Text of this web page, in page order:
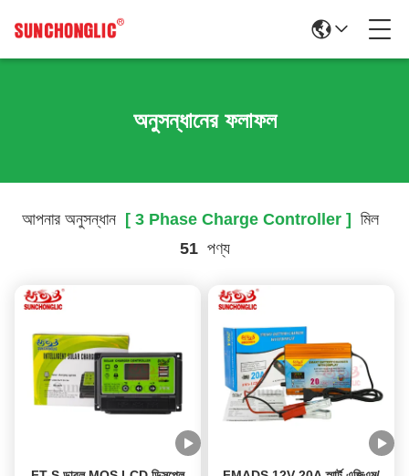
অনুসন্ধানের ফলাফল
আপনার অনুসন্ধান[ 3 Phase Charge Controller ]
মিল
51পণ্য